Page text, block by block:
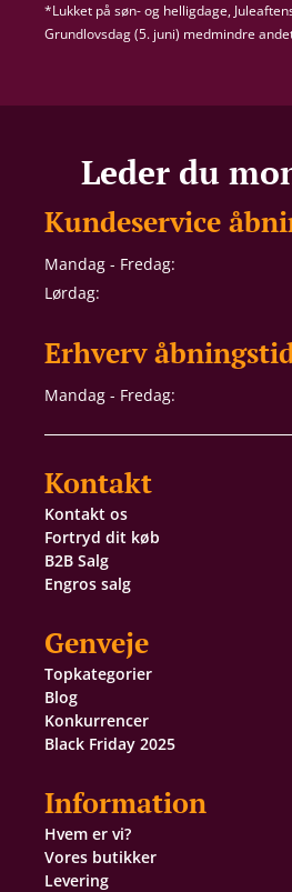
*Lukket på søn- og helligdage,
Grundlovsdag (5. juni) medmindre
Leder du
Kundeservice
Mandag - Fredag:
Lørdag:
Erhverv
Mandag - Fredag:
Kontakt
Kontakt os
Fortryd dit køb
B2B Salg
Engros salg
Genveje
Topkategorier
Blog
Konkurrencer
Black Friday 2025
Information
Hvem er vi?
Vores butikker
Levering